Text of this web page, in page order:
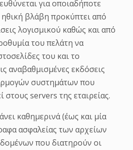
για οποιαδήποτε
ηθική βλάβη προκύπτει από
λογισμικού καθώς και από
του πελάτη να
του και το
αναβαθμισμένες εκδόσεις
συστημάτων που
στους servers της εταιρείας.
καθημερινά (έως και μία
ασφαλείας των αρχείων
που διατηρούν οι